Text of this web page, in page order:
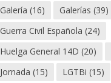
Galería (16) Galerías (39)
Guerra Civil Española (24)
Huelga General 14D (20)
Jornada (15) LGTBi (15)